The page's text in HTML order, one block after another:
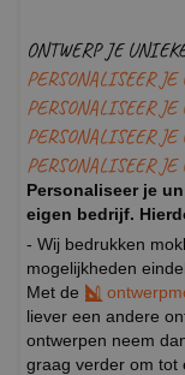
ONTWERP JE
PERSONALISEER
PERSONALISEER
PERSONALISEER
PERSONALISEER JE
Personaliseer je
eigen bedrijf.
- Wij bedrukken
mogelijkheden
Met de
liever een andere
ontwerpen neem
graag verder om tot